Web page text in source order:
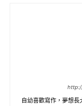
自幼喜歡寫作，夢想